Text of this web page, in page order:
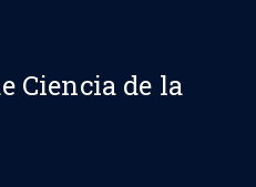
Ciencia de la